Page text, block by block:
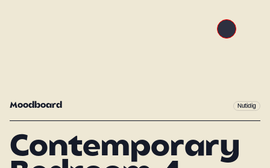
Moodboard Nutidig
Contemporary